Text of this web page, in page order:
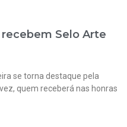
Selo Arte
se torna destaque pela
quem receberá nas honras